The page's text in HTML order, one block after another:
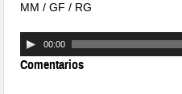
MM / GF / RG
00:00
Comentarios